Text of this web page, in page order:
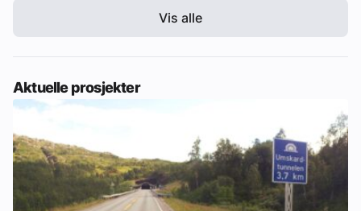
Vis alle
Aktuelle prosjekter